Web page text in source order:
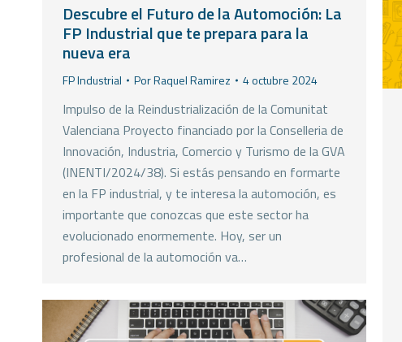
Descubre el Futuro de la Automoción: La
FP Industrial que te prepara para la
nueva era
FP Industrial PorRaquel Ramirez 4 octubre 2024
Impulso de la Reindustrialización de la Comunitat
Valenciana Proyecto financiado por la Conselleria de
Innovación, Industria, Comercio y Turismo de la GVA
(INENTI/2024/38). Si estás pensando en formarte
en la FP industrial, y te interesa la automoción, es
importante que conozcas que este sector ha
evolucionado enormemente. Hoy, ser un
profesional de la automoción va…